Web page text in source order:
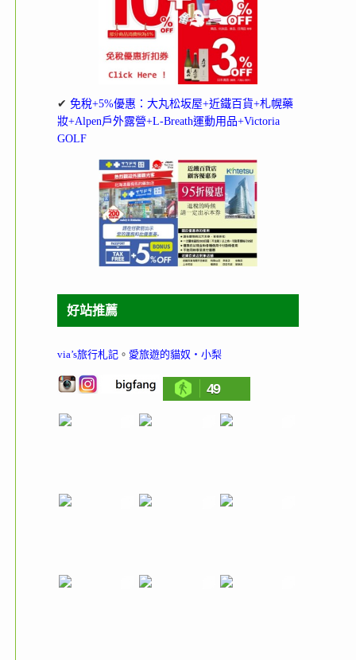
✔ 免稅+5%優惠：大丸松坂屋+近鐵百貨+札幌藥
妝+Alpen戶外露營+L-Breath運動用品+Victoria
GOLF
好站推薦
via’s旅行札記 。 愛旅遊的貓奴‧小梨
49